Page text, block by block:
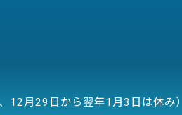
12月29日から翌年1月3日は休み）